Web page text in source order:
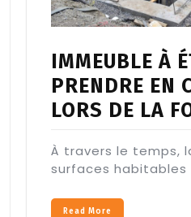
IMMEUBLE À
PRENDRE EN
LORS DE LA
À travers le temps,
surfaces habitables
Read More